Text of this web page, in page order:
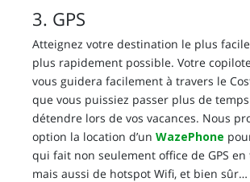
3. GPS
Atteignez votre destination le plus
plus rapidement possible. Votre
vous guidera facilement à travers le
que vous puissiez passer plus de
détendre lors de vos vacances. Nous
option la location d’un WazePhone
qui fait non seulement office de GPS
mais aussi de hotspot Wifi, et bien